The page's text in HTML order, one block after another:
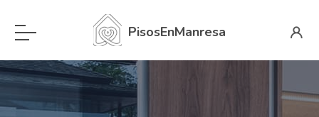
PisosEnManresa